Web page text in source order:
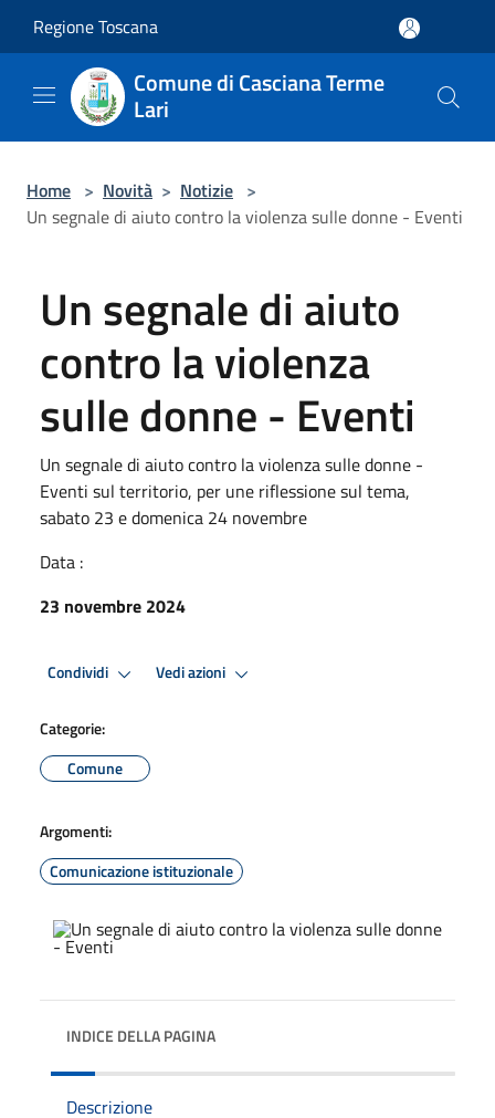
Regione Toscana
Comune di Casciana Terme
Lari
Home > Novità > Notizie >
Un segnale di aiuto contro la violenza sulle donne - Eventi
Un segnale di aiuto
contro la violenza
sulle donne - Eventi
Un segnale di aiuto contro la violenza sulle donne -
Eventi sul territorio, per une riflessione sul tema,
sabato 23 e domenica 24 novembre
Data :
23 novembre 2024
Condividi Vedi azioni
Categorie:
Comune
Argomenti:
Comunicazione istituzionale
INDICE DELLA PAGINA
Descrizione